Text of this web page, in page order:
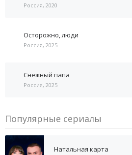
Россия, 2020
Осторожно, люди
Россия, 2025
Снежный папа
Россия, 2025
Популярные сериалы
Натальная карта